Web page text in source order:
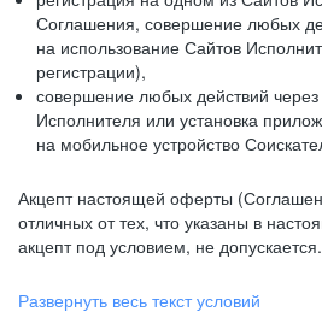
Соглашения, совершение любых
на использование Сайтов
регистрации),
совершение любых действий
Исполнителя или установка
на мобильное устройство
Акцепт настоящей оферты
отличных от тех, что указаны в
акцепт под условием, не допускается.
Развернуть весь текст условий